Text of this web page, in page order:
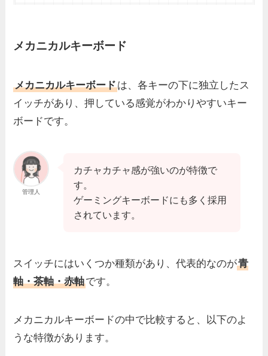
メカニカルキーボード
メカニカルキーボードは、各キーの下に独立したス
イッチがあり、押している感覚がわかりやすいキー
ボードです。
管理人
カチャカチャ感が強いのが特徴で
す。
ゲーミングキーボードにも多く採用
されています。
スイッチにはいくつか種類があり、代表的なのが青
軸・茶軸・赤軸です。
メカニカルキーボードの中で比較すると、以下のよ
うな特徴があります。